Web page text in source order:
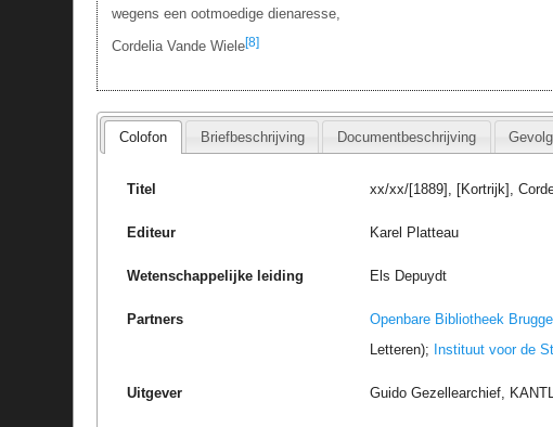
wegens een ootmoedige dienaresse,
Cordelia Vande Wiele[8]
Colofon Briefbeschrijving Documentbeschrijving
Titel xx/xx/[1889], [Kortrijk],
Editeur Karel Platteau
Wetenschappelijke leiding Els Depuydt
Partners Openbare Bibliotheek Brugge
Letteren); Instituut voor de
Uitgever Guido Gezellearchief,